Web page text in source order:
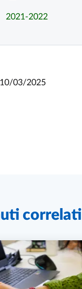
2021-2022
10/03/2025
correlati